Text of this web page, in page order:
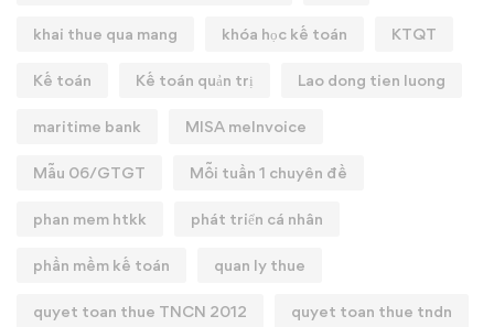
khai thue qua mang khóa học kế toán KTQT
Kế toán Kế toán quản trị Lao dong tien luong
maritime bank MISA meInvoice
Mẫu 06/GTGT Mỗi tuần 1 chuyên đề
phan mem htkk phát triển cá nhân
phần mềm kế toán quan ly thue
quyet toan thue TNCN 2012 quyet toan thue tndn